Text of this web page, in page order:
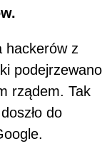
hackerów z
podejrzewano
rządem. Tak
do